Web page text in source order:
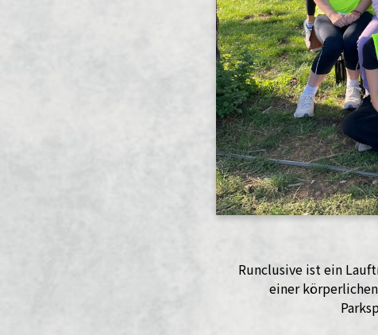
Runclusive ist ein
einer